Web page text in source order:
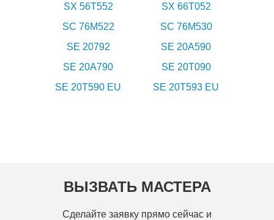
SX 56T552
SX 66T052
SC 76M522
SC 76M530
SE 20792
SE 20A590
SE 20A790
SE 20T090
SE 20T590 EU
SE 20T593 EU
ВЫЗВАТЬ МАСТЕРА
Сделайте заявку прямо сейчас и